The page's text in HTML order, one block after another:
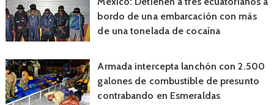
bordo de una embarcación con más
de una tonelada de cocaína
Armada intercepta lanchón con 2.500
galones de combustible de presunto
contrabando en Esmeraldas